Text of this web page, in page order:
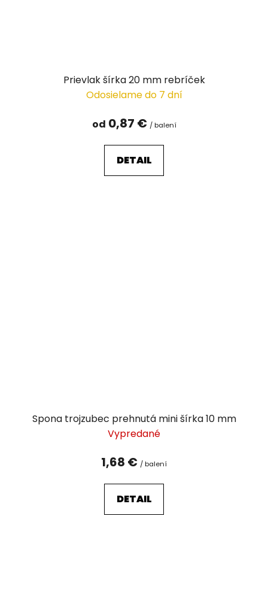
Prievlak šírka 20 mm rebríček
Odosielame do 7 dní
od 0,87 € / balení
DETAIL
Spona trojzubec prehnutá mini šírka 10 mm
Vypredané
1,68 € / balení
DETAIL